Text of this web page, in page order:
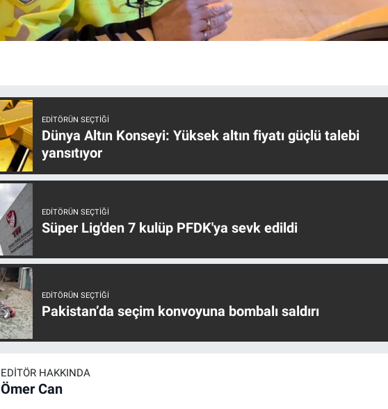
EDITÖRÜN SEÇTIĞI
Dünya Altın Konseyi: Yüksek altın fiyatı güçlü talebi
yansıtıyor
EDITÖRÜN SEÇTIĞI
Süper Lig'den 7 kulüp PFDK'ya sevk edildi
EDITÖRÜN SEÇTIĞI
Pakistan’da seçim konvoyuna bombalı saldırı
EDITÖR HAKKINDA
Ömer Can